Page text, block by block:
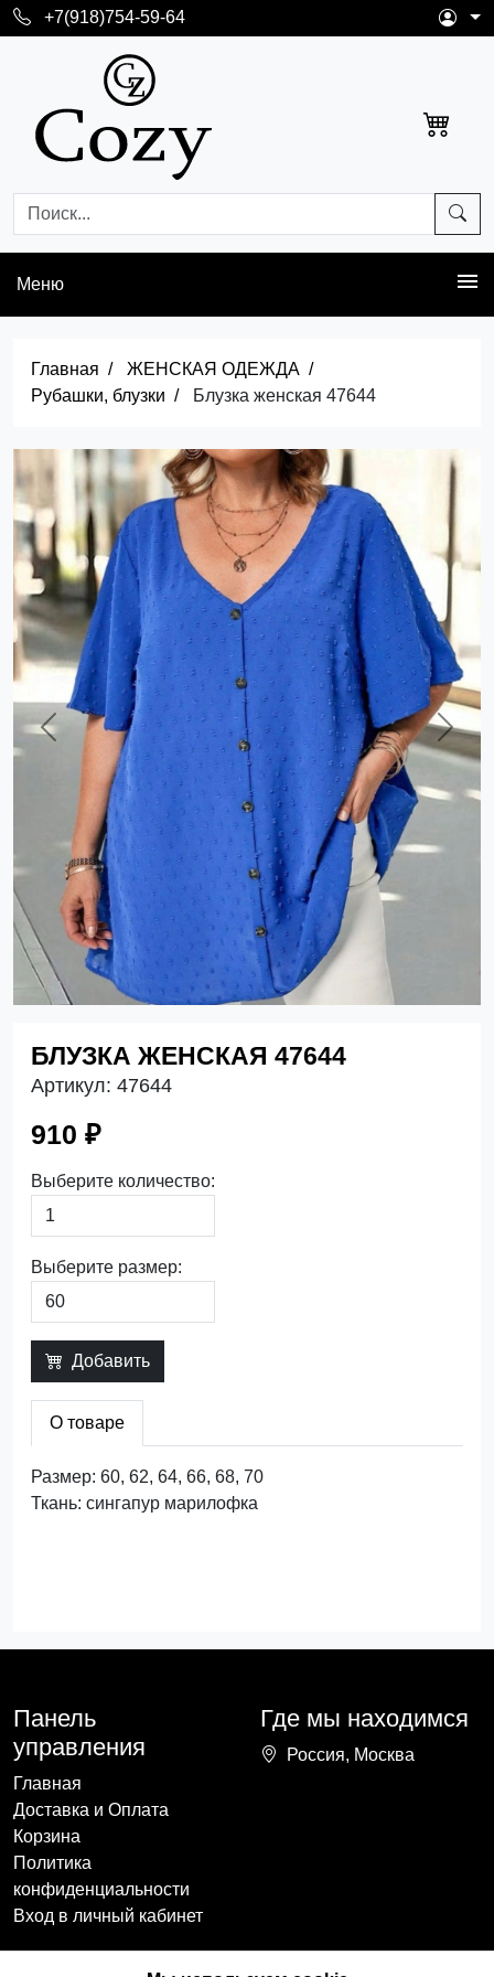
+7(918)754-59-64
Меню
Главная
ЖЕНСКАЯ ОДЕЖДА
Рубашки, блузки
Блузка женская 47644
Previous Next
БЛУЗКА ЖЕНСКАЯ 47644
Артикул: 47644
910 ₽
Выберите количество:
Выберите размер:
Добавить
О товаре
Размер: 60, 62, 64, 66, 68, 70
Ткань: сингапур марилофка
Панель
управления
Главная
Доставка и Оплата
Корзина
Политика
конфиденциальности
Вход в личный кабинет
Где мы находимся
Россия, Москва